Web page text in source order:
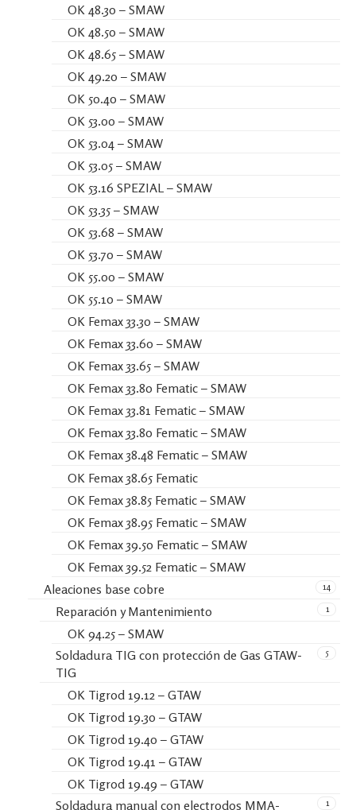
OK 48.30 – SMAW
OK 48.50 – SMAW
OK 48.65 – SMAW
OK 49.20 – SMAW
OK 50.40 – SMAW
OK 53.00 – SMAW
OK 53.04 – SMAW
OK 53.05 – SMAW
OK 53.16 SPEZIAL – SMAW
OK 53.35 – SMAW
OK 53.68 – SMAW
OK 53.70 – SMAW
OK 55.00 – SMAW
OK 55.10 – SMAW
OK Femax 33.30 – SMAW
OK Femax 33.60 – SMAW
OK Femax 33.65 – SMAW
OK Femax 33.80 Fematic – SMAW
OK Femax 33.81 Fematic – SMAW
OK Femax 33.80 Fematic – SMAW
OK Femax 38.48 Fematic – SMAW
OK Femax 38.65 Fematic
OK Femax 38.85 Fematic – SMAW
OK Femax 38.95 Fematic – SMAW
OK Femax 39.50 Fematic – SMAW
OK Femax 39.52 Fematic – SMAW
14
Aleaciones base cobre
1
Reparación y Mantenimiento
OK 94.25 – SMAW
5
Soldadura TIG con protección de Gas GTAW-
TIG
OK Tigrod 19.12 – GTAW
OK Tigrod 19.30 – GTAW
OK Tigrod 19.40 – GTAW
OK Tigrod 19.41 – GTAW
OK Tigrod 19.49 – GTAW
1
Soldadura manual con electrodos MMA-